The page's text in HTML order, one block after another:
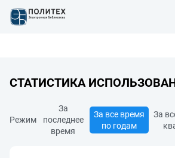
СТАТИСТИКА
Режим
За
последнее
время
За все время
по годам
За